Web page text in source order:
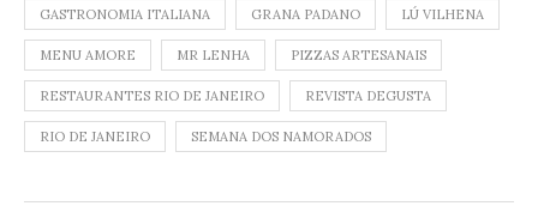
GASTRONOMIA ITALIANA GRANA PADANO LÚ VILHENA
MENU AMORE MR LENHA PIZZAS ARTESANAIS
RESTAURANTES RIO DE JANEIRO REVISTA DEGUSTA
RIO DE JANEIRO SEMANA DOS NAMORADOS